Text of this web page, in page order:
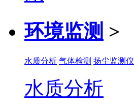
环境监测 >
水质分析 气体检测 扬尘监测仪
水质分析